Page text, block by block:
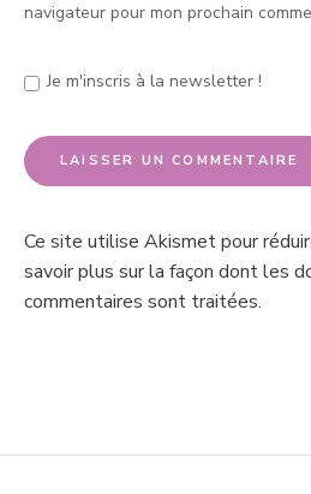
navigateur pour mon prochain
Je m'inscris à la newsletter !
Ce site utilise Akismet pour
savoir plus sur la façon dont les
commentaires sont traitées.